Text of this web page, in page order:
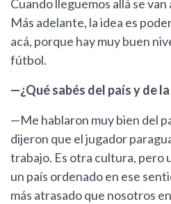
Cuando lleguemos allá se
Más adelante, la idea es
acá, porque hay muy buen
fútbol.
—¿Qué sabés del país y de
—Me hablaron muy bien del
dijeron que el jugador
trabajo. Es otra cultura, pero
un país ordenado en ese
más atrasado que nosotros